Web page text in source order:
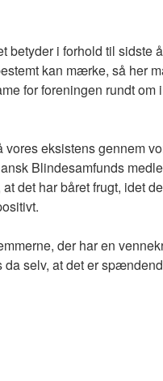
betyder i forhold til sidste
kan mærke, så her
for foreningen rundt om
eksistens gennem
Blindesamfunds
det har båret frugt, idet
der har en
selv, at det er